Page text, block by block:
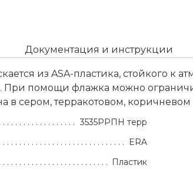
Документация и инструкции
из ASA-пластика, стойкого
При помощи флажка можно
в сером, терракотовом, коричневом
3535РРПН терр
ERA
Пластик